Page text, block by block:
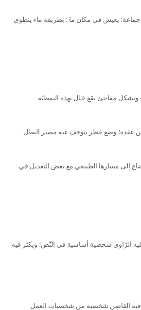
جماعة؛ يعيش في مكان ما ؛ بطريقة ماء ينطوي
إلى مسارها الطبيعي مع بعض التعديل في
الرّاوي شخصية أساسية في النّص؛ ويكثر فيه
فيه القاصن شخصية من شخصيات العمل